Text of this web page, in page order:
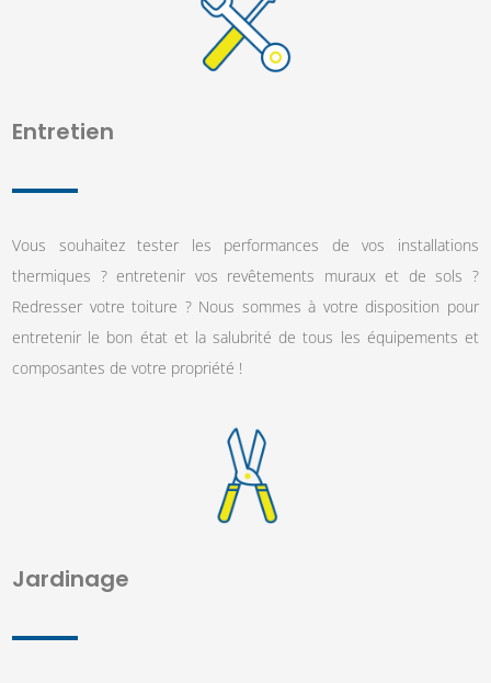
Entretien
Vous souhaitez tester les performances de vos installations
thermiques ? entretenir vos revêtements muraux et de sols ?
Redresser votre toiture ? Nous sommes à votre disposition pour
entretenir le bon état et la salubrité de tous les équipements et
composantes de votre propriété !
Jardinage